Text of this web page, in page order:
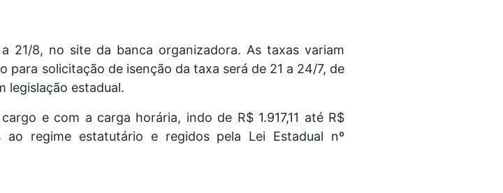
21/8, no site da banca organizadora. As taxas variam
para solicitação de isenção da taxa será de 21 a 24/7, de
legislação estadual.
e com a carga horária, indo de R$ 1.917,11 até R$
ao regime estatutário e regidos pela Lei Estadual nº